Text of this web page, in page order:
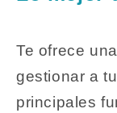
Te ofrece
gestionar a
principales